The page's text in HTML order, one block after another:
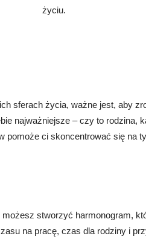
życiu.
sferach życia, ważne jest, aby
najważniejsze – czy to rodzina,
pomoże ci skoncentrować się na
stworzyć harmonogram,
na pracę, czas dla rodziny i